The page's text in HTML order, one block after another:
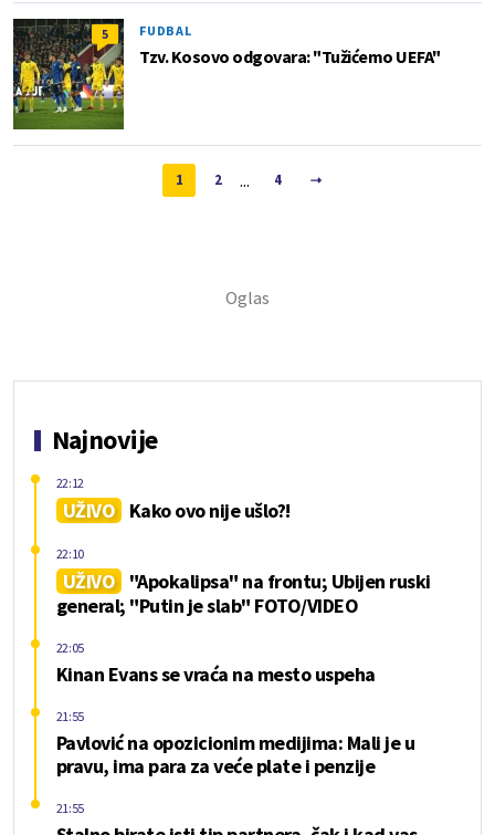
5 FUDBAL
Tzv. Kosovo odgovara: "Tužićemo UEFA"
1 2 ... 4
Najnovije
UŽIVO Kako ovo nije ušlo?!
22:12
UŽIVO
"Apokalipsa" na frontu; Ubijen ruski
general; "Putin je slab" FOTO/VIDEO
22:10
Kinan Evans se vraća na mesto uspeha
22:05
Pavlović na opozicionim medijima: Mali je u
pravu, ima para za veće plate i penzije
21:55
21:55